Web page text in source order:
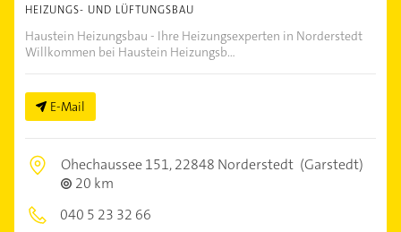
HEIZUNGS- UND LÜFTUNGSBAU
Haustein Heizungsbau - Ihre Heizungsexperten in Norderstedt
Willkommen bei Haustein Heizungsb...
E-Mail
Ohechaussee 151,22848 Norderstedt (Garstedt)
20 km
040 5 23 32 66